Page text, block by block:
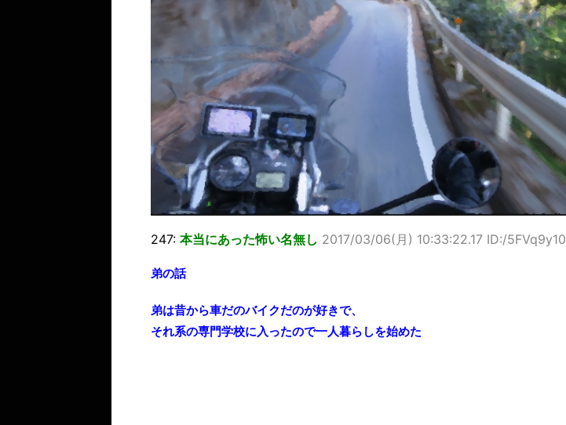
247: 本当にあった怖い名無し 2017/03/06(月) 10:33:22.17 ID:/5FVq9y10
弟の話
弟は昔から車だのバイクだのが好きで、
それ系の専門学校に入ったので一人暮らしを始めた